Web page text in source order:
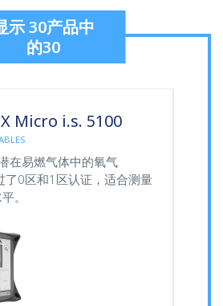
示30产品中
的30
Micro i.s. 5100
在易燃气体中的氧气
了0区和1区认证，适合测量
。